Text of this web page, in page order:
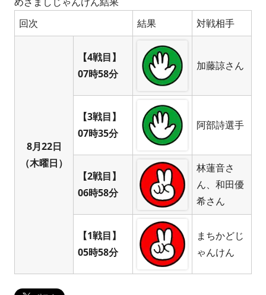
回次
結果 対戦相手
8月22日
（木曜日）
【4戦目】
07時58分
加藤諒さん
【3戦目】
07時35分
阿部詩選手
【2戦目】
06時58分
林蓮音さ
ん、和田優
希さん
【1戦目】
05時58分
まちかどじ
ゃんけん